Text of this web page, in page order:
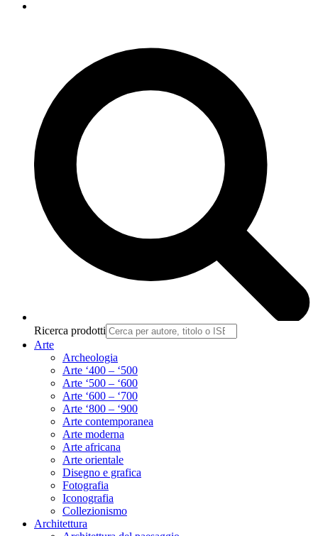
Ricerca prodotti
Arte
Archeologia
Arte ‘400 – ‘500
Arte ‘500 – ‘600
Arte ‘600 – ‘700
Arte ‘800 – ‘900
Arte contemporanea
Arte moderna
Arte africana
Arte orientale
Disegno e grafica
Fotografia
Iconografia
Collezionismo
Architettura